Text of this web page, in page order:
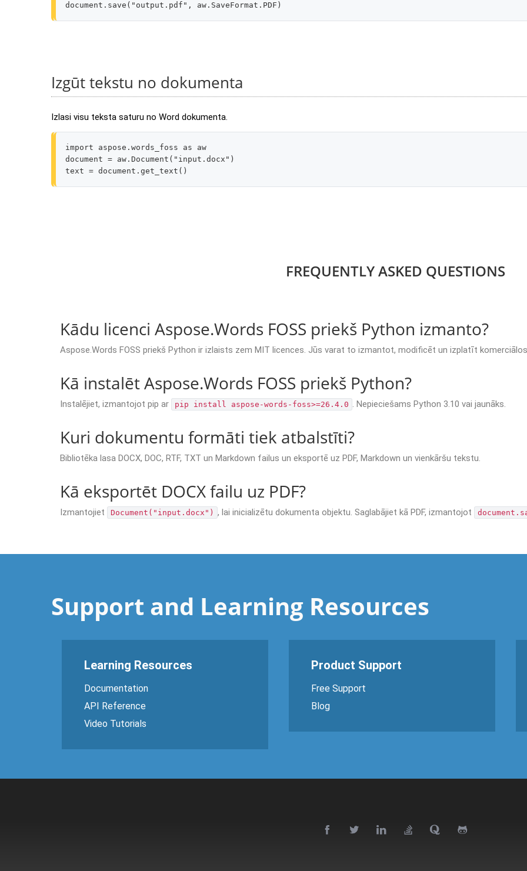
document . save ( "output.pdf" , aw . SaveFormat . PDF )
Izgūt tekstu no dokumenta
Izlasi visu teksta saturu no Word dokumenta.
import aspose.words_foss as
aw
document = aw . Document ( "input.docx" )
text = document . get_text ()
FREQUENTLY ASKED QUESTIONS
Kādu licenci Aspose.Words FOSS priekš Python izmanto?
Aspose.Words FOSS priekš Python ir izlaists zem MIT licences. Jūs varat to izmantot, modificēt un izplatīt
Kā instalēt Aspose.Words FOSS priekš Python?
Instalējiet, izmantojot pip ar pip install aspose-words-foss>=26.4.0 . Nepieciešams Python 3.10 vai jaunāks.
Kuri dokumentu formāti tiek atbalstīti?
Bibliotēka lasa DOCX, DOC, RTF, TXT un Markdown failus un eksportē uz PDF, Markdown un vienkāršu tekstu.
Kā eksportēt DOCX failu uz PDF?
Izmantojiet Document("input.docx") , lai inicializētu dokumenta objektu. Saglabājiet kā PDF, izmantojot
Support and Learning Resources
Learning Resources
Documentation
API Reference
Video Tutorials
Product Support
Free Support
Blog